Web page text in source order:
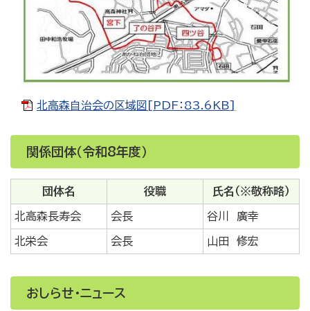
北高森自治会の区域図[PDF：83.6KB]
関係団体（令和8年度）
団体名 役職 氏名（※敬称略）
北高森長寿会 会長 谷川 廣幸
北栄会 会長 山田 修宏
おしらせ・ニュース